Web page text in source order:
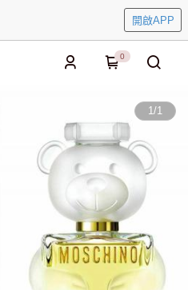
開啟APP
0
1/1